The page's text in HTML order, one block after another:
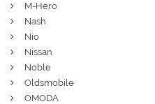
M-Hero
Nash
Nio
Nissan
Noble
Oldsmobile
OMODA